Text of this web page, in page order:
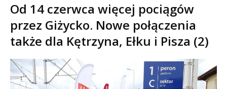
Od 14 czerwca więcej pociągów
przez Giżycko. Nowe połączenia
także dla Kętrzyna, Ełku i Pisza (2)